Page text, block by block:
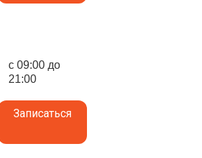
с 09:00 до
21:00
Записаться